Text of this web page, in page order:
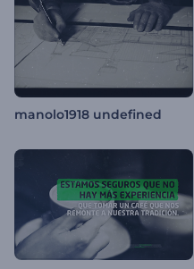
manolo1918 undefined